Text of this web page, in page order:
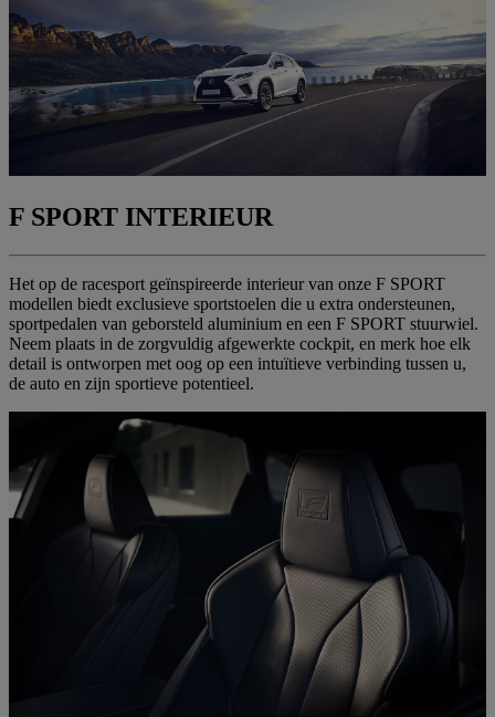
F SPORT INTERIEUR
Het op de racesport geïnspireerde interieur van onze F SPORT
modellen biedt exclusieve sportstoelen die u extra ondersteunen,
sportpedalen van geborsteld aluminium en een F SPORT stuurwiel.
Neem plaats in de zorgvuldig afgewerkte cockpit, en merk hoe elk
detail is ontworpen met oog op een intuïtieve verbinding tussen u,
de auto en zijn sportieve potentieel.